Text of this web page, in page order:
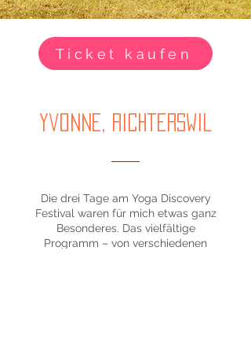
Ticket kaufen
yvonne, richterswil
Die drei Tage am Yoga Discovery
Festival waren für mich etwas ganz
Besonderes. Das vielfältige
Programm – von verschiedenen